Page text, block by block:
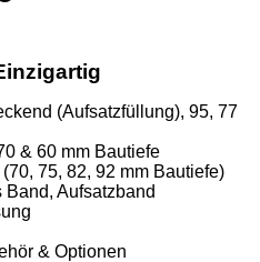
(Aufsatzfüllung), 95, 77
& 60 mm Bautiefe
75, 82, 92 mm Bautiefe)
Aufsatzband
& Optionen